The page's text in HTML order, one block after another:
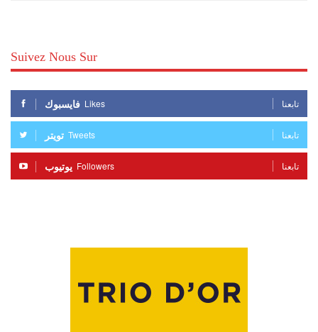
Suivez Nous Sur
فايسبوك Likes تابعنا
تويتر Tweets تابعنا
يوتيوب Followers تابعنا